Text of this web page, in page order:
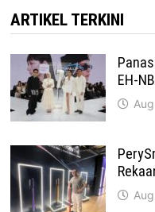
ARTIKEL TERKINI
EH-